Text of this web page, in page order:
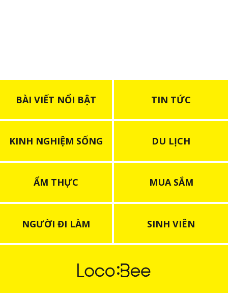
BÀI VIẾT NỔI BẬT TIN TỨC
KINH NGHIỆM SỐNG DU LỊCH
ẨM THỰC MUA SẮM
NGƯỜI ĐI LÀM SINH VIÊN